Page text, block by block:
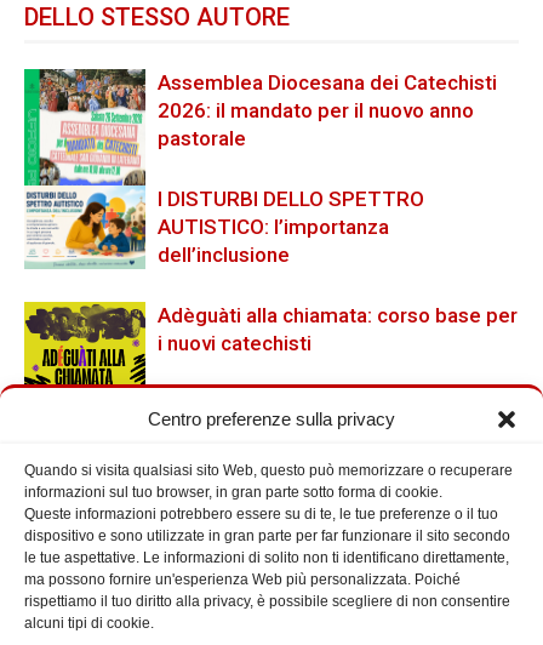
Centro preferenze sulla privacy
Quando si visita qualsiasi sito Web, questo può memorizzare o recuperare
informazioni sul tuo browser, in gran parte sotto forma di cookie.
Queste informazioni potrebbero essere su di te, le tue preferenze o il tuo
dispositivo e sono utilizzate in gran parte per far funzionare il sito secondo
le tue aspettative. Le informazioni di solito non ti identificano direttamente,
ma possono fornire un'esperienza Web più personalizzata. Poiché
rispettiamo il tuo diritto alla privacy, è possibile scegliere di non consentire
alcuni tipi di cookie.
DELLO STESSO AUTORE
Assemblea Diocesana dei Catechisti
2026: il mandato per il nuovo anno
pastorale
I DISTURBI DELLO SPETTRO
AUTISTICO: l’importanza
dell’inclusione
Adèguàti alla chiamata: corso base per
i nuovi catechisti
Cerca nel Sito